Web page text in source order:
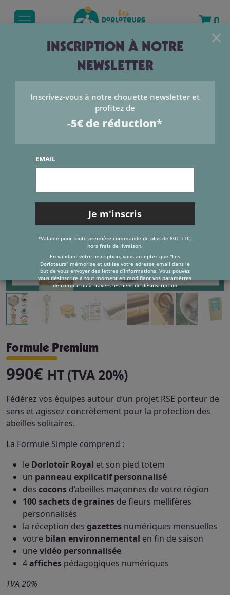
0
Formule Premium
990€ HT (TVA 20%)
Fédérez vos équipes autour d’un projet RSE porteur de
sens et agissez concrètement pour la protection des
abeilles solitaires.
La Formule Simple comprend :
le Dorlotoir Royal et son pied totem
un panneau explicatif personnalisé
des cocons d’abeilles maçonnes de votre région
100 sachets de graines de fleurs mellifères
personnalisés
la réception des gazettes numériques mensuelles
votre bilan environnemental en fin de saison
une vidéo personnalisée
4affiches pédagogiques numériques
TVA 20%
×
INSCRIPTION À NOTRE
NEWSLETTER
Inscrivez-vous à notre chouette newsletter et
profitez de
-5€ de réduction*
EMAIL
*Valable pour toute première commande de plus de 80€ TTC,
hors frais de livraison.
En validant votre inscription, vous acceptez que "Les
Dorloteurs" mémorise et utilise votre adresse email dans le
but de vous envoyer des lettres d’informations. Vous pouvez
vous désinscrire à tout moment en modifiant vos paramètres
de compte ou à travers les liens de désinscription